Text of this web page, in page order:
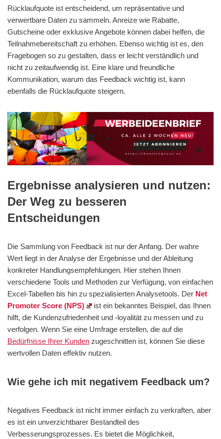
Rücklaufquote ist entscheidend, um repräsentative und
verwertbare Daten zu sammeln. Anreize wie Rabatte,
Gutscheine oder exklusive Angebote können dabei helfen, die
Teilnahmebereitschaft zu erhöhen. Ebenso wichtig ist es, den
Fragebogen so zu gestalten, dass er leicht verständlich und
nicht zu zeitaufwendig ist. Eine klare und freundliche
Kommunikation, warum das Feedback wichtig ist, kann
ebenfalls die Rücklaufquote steigern.
Ergebnisse analysieren und nutzen:
Der Weg zu besseren
Entscheidungen
Die Sammlung von Feedback ist nur der Anfang. Der wahre
Wert liegt in der Analyse der Ergebnisse und der Ableitung
konkreter Handlungsempfehlungen. Hier stehen Ihnen
verschiedene Tools und Methoden zur Verfügung, von einfachen
Excel-Tabellen bis hin zu spezialisierten Analysetools. Der Net
Promoter Score (NPS)
ist ein bekanntes Beispiel, das Ihnen
hilft, die Kundenzufriedenheit und -loyalität zu messen und zu
verfolgen. Wenn Sie eine Umfrage erstellen, die auf die
Bedürfnisse Ihrer Kunden zugeschnitten ist, können Sie diese
wertvollen Daten effektiv nutzen.
Wie gehe ich mit negativem Feedback um?
Negatives Feedback ist nicht immer einfach zu verkraften, aber
es ist ein unverzichtbarer Bestandteil des
Verbesserungsprozesses. Es bietet die Möglichkeit,